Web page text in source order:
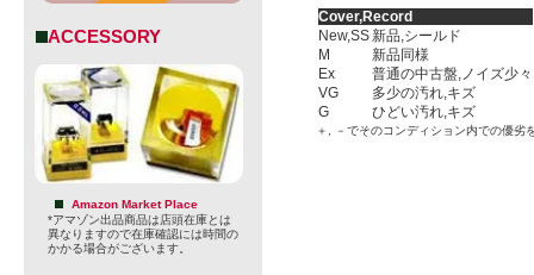
ACCESSORY
Amazon Market Place
*アマゾン出品商品は店頭在庫とは
異なりますので在庫確認には時間の
かかる場合がございます。
Cover,Record
New,SS新品,シールド
M
新品同様
Ex
普通の中古盤,ノイズ少々
VG
多少の汚れ,キズ
G
ひどい汚れ,キズ
＋, －でそのコンディション内での優劣